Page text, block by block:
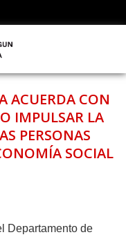
ACUERDA CON
IMPULSAR LA
PERSONAS
SOCIAL
Departamento de